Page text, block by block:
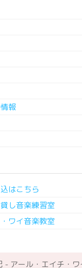
報
はこちら
し音楽練習室
ワイ音楽教室
- アール・エイチ・